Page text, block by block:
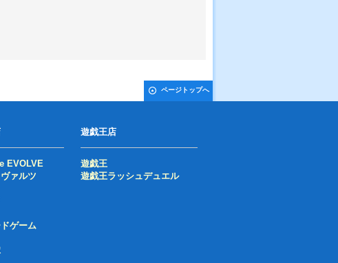
ページトップへ
EVOLVE
ァルツ
ゲーム
遊戯王店
遊戯王
遊戯王ラッシュデュエル